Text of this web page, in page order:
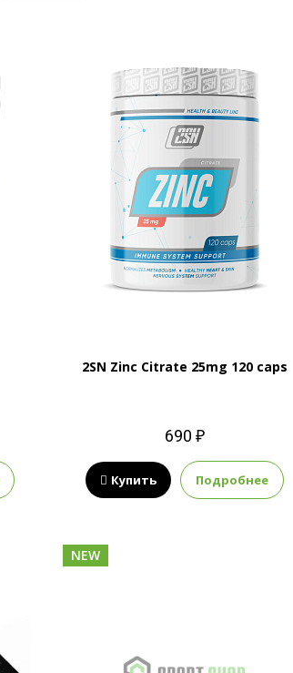
2SN Zinc Citrate 25mg 120 caps
690 ₽
Купить Подробнее
NEW